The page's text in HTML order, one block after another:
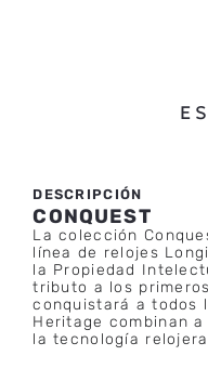
CONQUEST
La colección
línea de relojes
la Propiedad
tributo a los
conquistará a todos
Heritage combinan
la tecnología